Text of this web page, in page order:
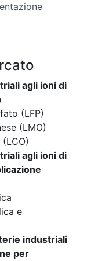
agli ioni di
(LFP)
(LMO)
agli ioni di
e
industriali
per